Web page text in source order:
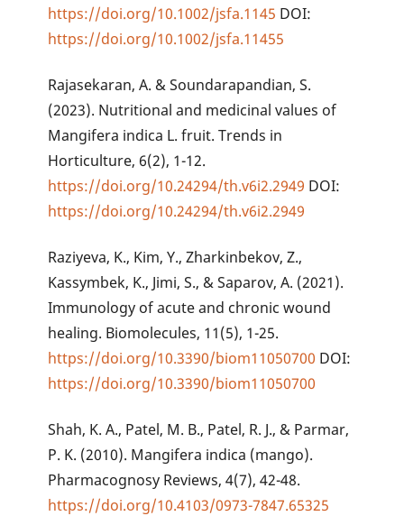
https://doi.org/10.1002/jsfa.1145 DOI:
https://doi.org/10.1002/jsfa.11455
Rajasekaran, A. & Soundarapandian, S.
(2023). Nutritional and medicinal values of
Mangifera indica L. fruit. Trends in
Horticulture, 6(2), 1-12.
https://doi.org/10.24294/th.v6i2.2949 DOI:
https://doi.org/10.24294/th.v6i2.2949
Raziyeva, K., Kim, Y., Zharkinbekov, Z.,
Kassymbek, K., Jimi, S., & Saparov, A. (2021).
Immunology of acute and chronic wound
healing. Biomolecules, 11(5), 1-25.
https://doi.org/10.3390/biom11050700 DOI:
https://doi.org/10.3390/biom11050700
Shah, K. A., Patel, M. B., Patel, R. J., & Parmar,
P. K. (2010). Mangifera indica (mango).
Pharmacognosy Reviews, 4(7), 42-48.
https://doi.org/10.4103/0973-7847.65325